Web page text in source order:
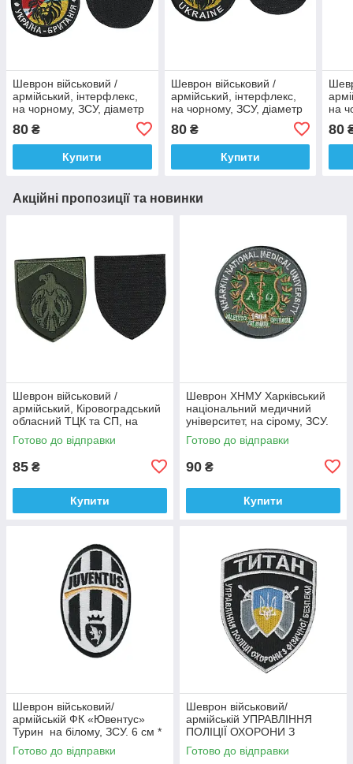
Шеврон військовий /
армійський, інтерфлекс,
на чорному, ЗСУ, діаметр
80 ₴
Купити
Шеврон військовий /
армійський, інтерфлекс,
на чорному, ЗСУ, діаметр
80₴
Купити
на
80
Акційні пропозиції та новинки
Шеврон військовий /
армійський, Кіровоградський
обласний ТЦК та СП, на
оливці ЗСУ.7 см * 8 см
Готово до відправки
85 ₴
Купити
Шеврон ХНМУ Харківський
національний медичний
університет, на сірому, ЗСУ.
діаметр 8,5 см
Готово до відправки
90 ₴
Купити
Шеврон військовий/
армійській ФК «Ювентус»
Турин на білому, ЗСУ. 6 см *
9,5 см
Готово до відправки
Шеврон військовий/
армійській УПРАВЛІННЯ
ПОЛІЦІЇ ОХОРОНИ З
ФІЗИЧНОЇ БЕЗПЕКИ ТИТАН
на чорному, ЗСУ. 8 см * 10
Готово до відправки